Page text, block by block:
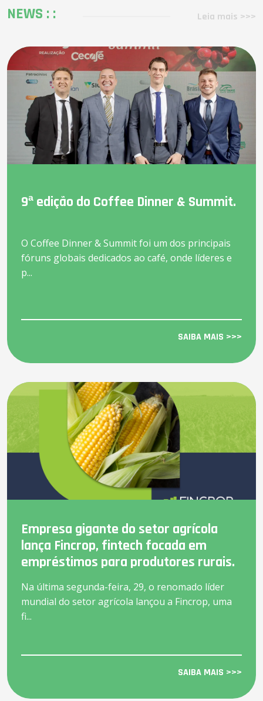
NEWS : : Leia mais >>>
9ª edição do Coffee Dinner & Summit.
O Coffee Dinner & Summit foi um dos principais
fóruns globais dedicados ao café, onde líderes e
p...
SAIBA MAIS >>>
Empresa gigante do setor agrícola
lança Fincrop, fintech focada em
empréstimos para produtores rurais.
Na última segunda-feira, 29, o renomado líder
mundial do setor agrícola lançou a Fincrop, uma
fi...
SAIBA MAIS >>>